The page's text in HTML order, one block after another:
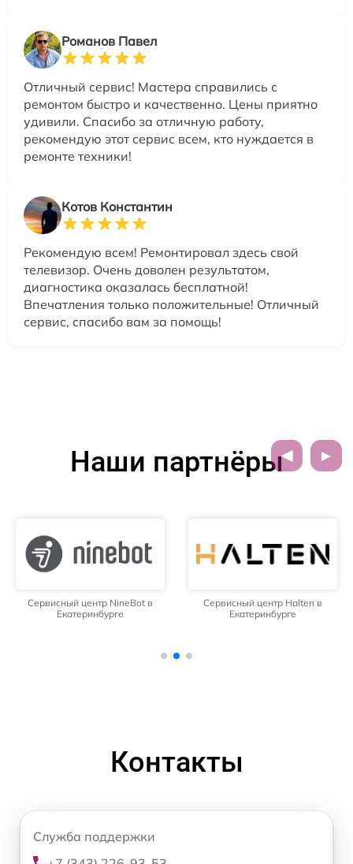
Романов Павел
Отличный сервис! Мастера справились с
ремонтом быстро и качественно. Цены приятно
удивили. Спасибо за отличную работу,
рекомендую этот сервис всем, кто нуждается в
ремонте техники!
Котов Константин
Рекомендую всем! Ремонтировал здесь свой
телевизор. Очень доволен результатом,
диагностика оказалась бесплатной!
Впечатления только положительные! Отличный
сервис, спасибо вам за помощь!
Наши партнёры
Сервисный центр NineBot в
Екатеринбурге
Сервисный центр Halten в
Екатеринбурге
Контакты
Служба поддержки